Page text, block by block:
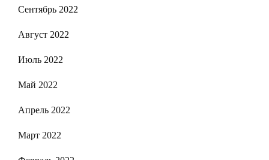
Сентябрь 2022
Август 2022
Июль 2022
Май 2022
Апрель 2022
Март 2022